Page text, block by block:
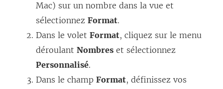
Mac) sur un nombre dans la vue et
sélectionnez Format.
Dans le volet Format, cliquez sur le menu
déroulant Nombres et sélectionnez
Personnalisé.
Dans le champ Format, définissez vos